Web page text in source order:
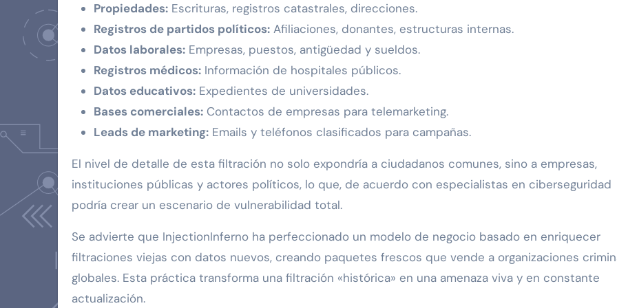
Propiedades: Escrituras, registros catastrales, direcciones.
Registros de partidos políticos: Afiliaciones, donantes, estructuras internas.
Datos laborales: Empresas, puestos, antigüedad y sueldos.
Registros médicos: Información de hospitales públicos.
Datos educativos: Expedientes de universidades.
Bases comerciales: Contactos de empresas para telemarketing.
Leads de marketing: Emails y teléfonos clasificados para campañas.
El nivel de detalle de esta filtración no solo expondría a ciudadanos comunes, sino a empresas,
instituciones públicas y actores políticos, lo que, de acuerdo con especialistas en ciberseguridad
podría crear un escenario de vulnerabilidad total.
Se advierte que InjectionInferno ha perfeccionado un modelo de negocio basado en enriquecer
filtraciones viejas con datos nuevos, creando paquetes frescos que vende a organizaciones
globales. Esta práctica transforma una filtración «histórica» en una amenaza viva y en constante
actualización.